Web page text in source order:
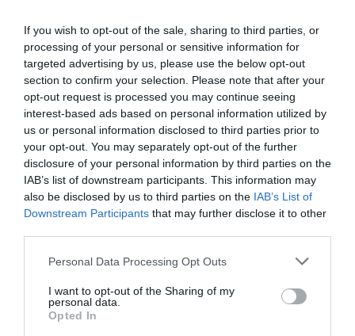
If you wish to opt-out of the sale, sharing to third parties, or
processing of your personal or sensitive information for
targeted advertising by us, please use the below opt-out
section to confirm your selection. Please note that after your
opt-out request is processed you may continue seeing
interest-based ads based on personal information utilized by
us or personal information disclosed to third parties prior to
your opt-out. You may separately opt-out of the further
disclosure of your personal information by third parties on the
IAB’s list of downstream participants. This information may
also be disclosed by us to third parties on the IAB’s List of
Downstream Participants that may further disclose it to other
Please note that this website/app uses one or more Google
not limited to your visit or usage behaviour. You may click to
grant or deny consent to Google and its third-party tags to
use your data for below specified purposes in below Google
Personal Data Processing Opt Outs
I want to opt-out of the Sharing of my
personal data.
Opted In
Probléma jelentése